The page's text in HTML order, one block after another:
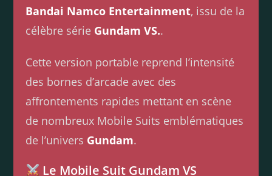
Bandai Namco Entertainment, issu de la
célèbre série Gundam VS..
Cette version portable reprend l’intensité
des bornes d’arcade avec des
affrontements rapides mettant en scène
de nombreux Mobile Suits emblématiques
de l’univers Gundam.
Le Mobile Suit Gundam VS